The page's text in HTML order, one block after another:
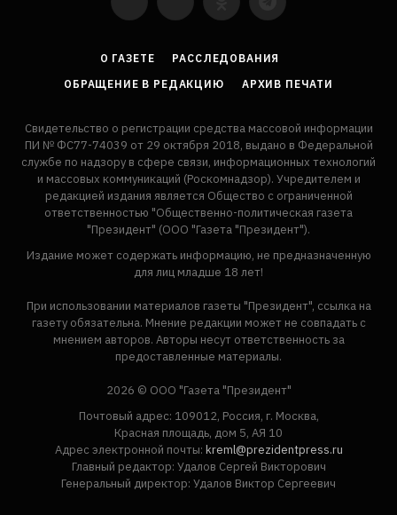
YouTubeVKontakte
LinkedInFlickr
О ГАЗЕТЕ
РАССЛЕДОВАНИЯ
ОБРАЩЕНИЕ В РЕДАКЦИЮ
АРХИВ ПЕЧАТИ
Свидетельство о регистрации средства массовой информации
ПИ № ФС77-74039 от 29 октября 2018, выдано в Федеральной
службе по надзору в сфере связи, информационных технологий
и массовых коммуникаций (Роскомнадзор). Учредителем и
редакцией издания является Общество с ограниченной
ответственностью "Общественно-политическая газета
"Президент" (ООО "Газета "Президент").
Издание может содержать информацию, не предназначенную
для лиц младше 18 лет!
При использовании материалов газеты "Президент", ссылка на
газету обязательна. Мнение редакции может не совпадать с
мнением авторов. Авторы несут ответственность за
предоставленные материалы.
2026 © ООО "Газета "Президент"
Почтовый адрес: 109012, Россия, г. Москва,
Красная площадь, дом 5, АЯ 10
Адрес электронной почты: kreml@prezidentpress.ru
Главный редактор: Удалов Сергей Викторович
Генеральный директор: Удалов Виктор Сергеевич